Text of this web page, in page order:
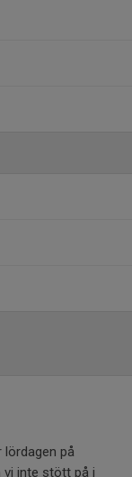
på
vi inte stött på i